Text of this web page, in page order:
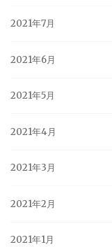
2021年7月
2021年6月
2021年5月
2021年4月
2021年3月
2021年2月
2021年1月